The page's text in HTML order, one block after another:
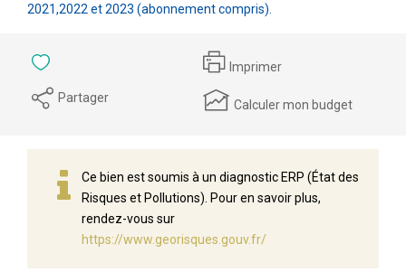
2021,2022 et 2023 (abonnement compris).
Imprimer
Partager Calculer mon budget
Ce bien est soumis à un diagnostic ERP (État des
Risques et Pollutions). Pour en savoir plus,
rendez-vous sur
https://www.georisques.gouv.fr/